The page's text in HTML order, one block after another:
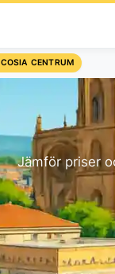
CENTRUM
Jämför priser